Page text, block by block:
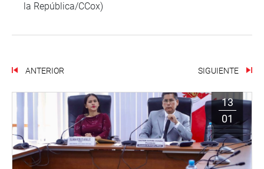
la República/CCox)
ANTERIOR SIGUIENTE
13
01